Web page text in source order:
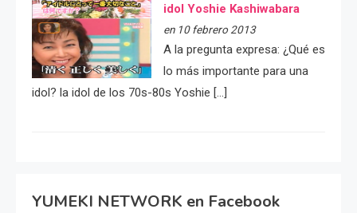
idol Yoshie Kashiwabara
en 10 febrero 2013
A la pregunta expresa: ¿Qué es
lo más importante para una
idol? la idol de los 70s-80s Yoshie […]
YUMEKI NETWORK en Facebook